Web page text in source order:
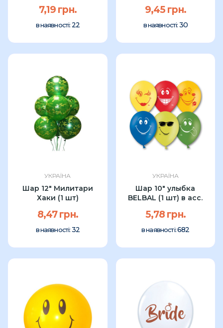
7,19 грн.
в наявності: 22
9,45 грн.
в наявності: 30
УКРАЇНА
Шар 12" Милитари
Хаки (1 шт)
8,47 грн.
в наявності: 32
УКРАЇНА
Шар 10" улыбка
BELBAL (1 шт) в асс.
5,78 грн.
в наявності:682